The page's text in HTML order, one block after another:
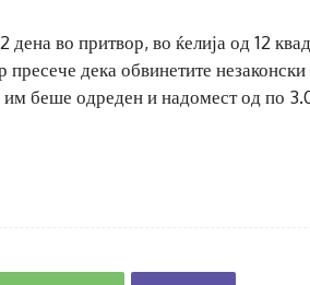
во притвор, во ќелија од 12
дека обвинетите незаконски
им беше одреден и надомест од по